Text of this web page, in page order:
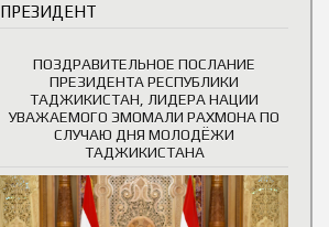
ПРЕЗИДЕНТ
ПОЗДРАВИТЕЛЬНОЕ ПОСЛАНИЕ
ПРЕЗИДЕНТА РЕСПУБЛИКИ
ТАДЖИКИСТАН, ЛИДЕРА НАЦИИ
УВАЖАЕМОГО ЭМОМАЛИ РАХМОНА ПО
СЛУЧАЮ ДНЯ МОЛОДЁЖИ
ТАДЖИКИСТАНА